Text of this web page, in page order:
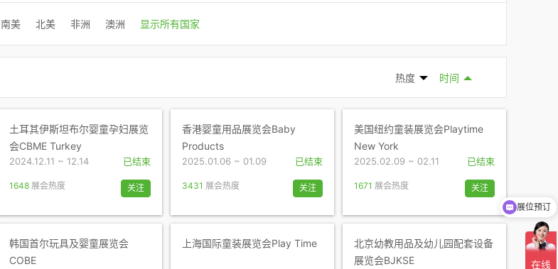
南美 北美 非洲 澳洲 显示所有国家
热度 时间
土耳其伊斯坦布尔婴童孕妇展览
会CBME Turkey
2024.12.11 ~ 12.14 已结束
1648 展会热度 关注
香港婴童用品展览会Baby
Products
2025.01.06 ~ 01.09 已结束
3431 展会热度 关注
美国纽约童装展览会Playtime
New York
2025.02.09 ~ 02.11 已结束
1671 展会热度 关注
韩国首尔玩具及婴童展览会
COBE
上海国际童装展览会Play Time
北京幼教用品及幼儿园配套设备
展览会BJKSE
展位预订